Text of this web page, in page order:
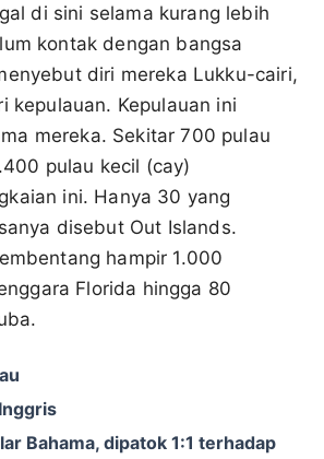
di sini selama kurang lebih
kontak dengan bangsa
diri mereka Lukku-cairi,
kepulauan. Kepulauan ini
mereka. Sekitar 700 pulau
pulau kecil (cay)
ini. Hanya 30 yang
disebut Out Islands.
hampir 1.000
Florida hingga 80
Inggris
Bahama, dipatok 1:1 terhadap